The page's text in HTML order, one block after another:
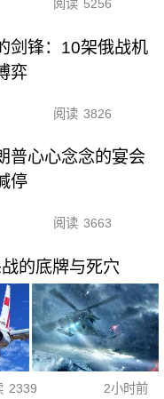
阅读 5256
剑锋：10架俄战机
弈
阅读 3826
普心心念念的宴会
停
阅读 3663
的底牌与死穴
2339 2小时前